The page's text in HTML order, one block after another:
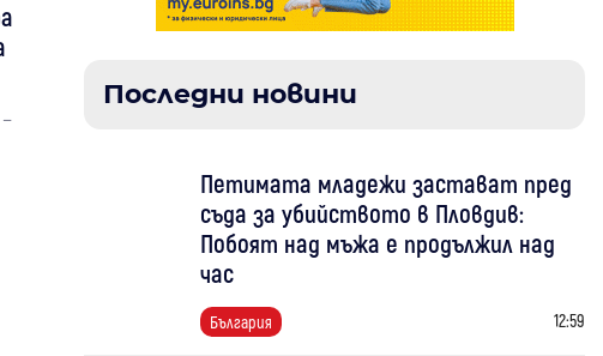
Последни новини
Петимата младежи застават пред
съда за убийството в Пловдив:
Побоят над мъжа е продължил над
час
България 12:59